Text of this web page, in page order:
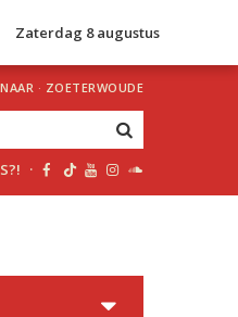
Zaterdag 8 augustus
· ZOETERWOUDE
·